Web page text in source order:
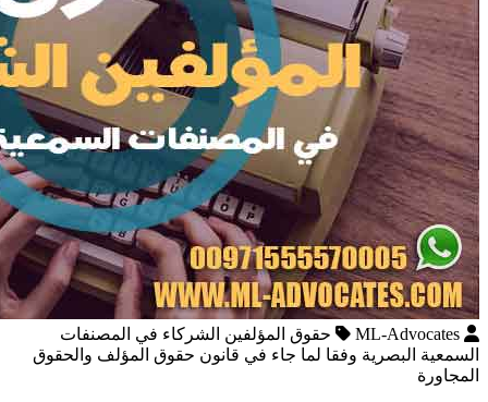
ML-Advocates
حقوق المؤلفين الشركاء في المصنفات
السمعية البصرية وفقا لما جاء في قانون حقوق المؤلف والحقوق
المجاورة